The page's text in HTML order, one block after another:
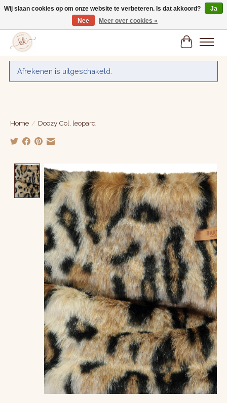
Gratis verzenden vanaf € 75,-
Afrekenen is uitgeschakeld.
Home / Doozy Col, leopard
Product image slideshow Items
Wij slaan cookies op om onze website te verbeteren. Is dat akkoord?
Ja
Nee
Meer over cookies »